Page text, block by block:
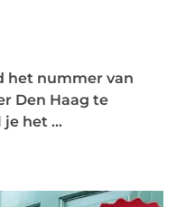
het nummer van
Den Haag te
het ...